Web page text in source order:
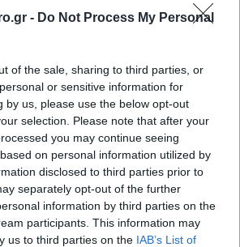
- Do Not Process My Personal
of the sale, sharing to third parties, or
or sensitive information for
by us, please use the below opt-out
selection. Please note that after your
you may continue seeing
on personal information utilized by
disclosed to third parties prior to
separately opt-out of the further
information by third parties on the
participants. This information may
us to third parties on the IAB’s List of
ΙΤ μιας επιχείρησης, η
να αποκτήσουν
παράλληλα, τους προσφέρει
επάνω στην οποία μπορεί
Κέντρο Λειτουργιών
αντιμετώπιση των απειλών του